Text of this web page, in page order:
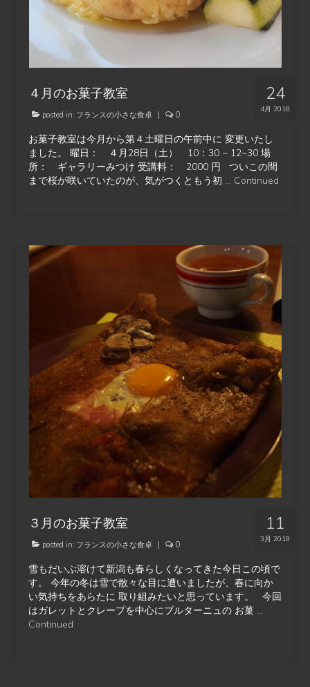
24
4月 2018
４月のお菓子教室
posted in: フランスの小さな食卓 0
お菓子教室は今月から第４土曜日の午前中に 変更いたし
ました。 曜日： ４月28日（土） 10：30 ~ 12~30 場
所： ギャラリーみつけ 受講料： 2000 円 ついこの間
まで桜が咲いていたのが、気がつくともう初 … Continued
11
3月 2018
３月のお菓子教室
posted in: フランスの小さな食卓 0
雪もだいぶ溶けて新潟も春らしくなってきた今日この頃で
す。 今年の冬は雪で散々な目に遭いましたが、春に向か
い気持ちをあらたに 取り組みたいと思っています。 今回
はガレットとクレープを中心にブルターニュの お菓 …
Continued